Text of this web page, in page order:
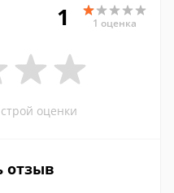
1 1 оценка
оценки
отзыв